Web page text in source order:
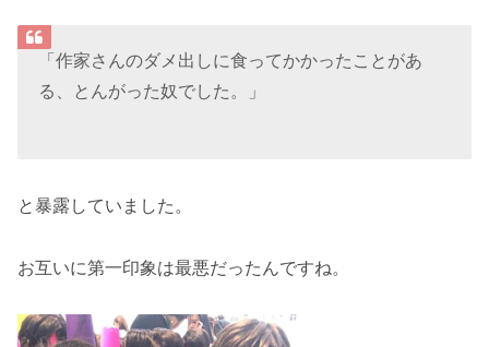
「作家さんのダメ出しに食ってかかったことがあ
る、とんがった奴でした。」
と暴露していました。
お互いに第一印象は最悪だったんですね。